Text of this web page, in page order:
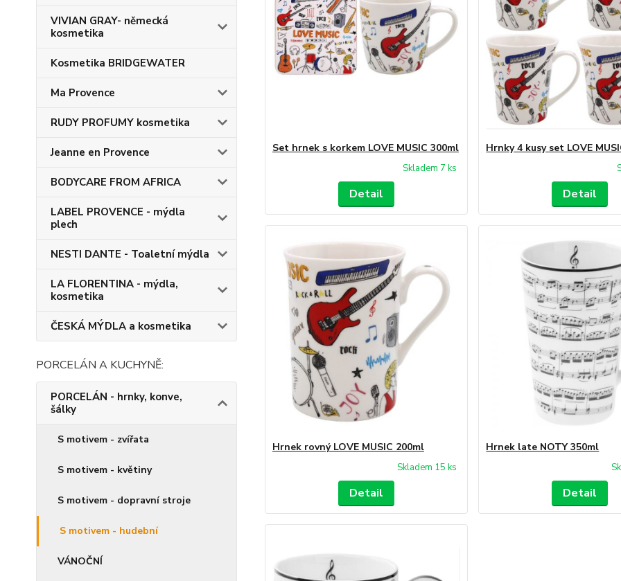
VIVIAN GRAY- německá
kosmetika
Kosmetika BRIDGEWATER
Ma Provence
RUDY PROFUMY kosmetika
Jeanne en Provence
BODYCARE FROM AFRICA
LABEL PROVENCE - mýdla
plech
NESTI DANTE - Toaletní mýdla
LA FLORENTINA - mýdla,
kosmetika
ČESKÁ MÝDLA a kosmetika
PORCELÁN A KUCHYNĚ:
PORCELÁN - hrnky, konve,
šálky
S motivem - zvířata
S motivem - květiny
S motivem - dopravní stroje
S motivem - hudební
VÁNOČNÍ
Set hrnek s korkem LOVE MUSIC 300ml
Skladem 7 ks
Detail
Hrnky 4 kusy set LOVE
Detail
Hrnek rovný LOVE MUSIC 200ml
Skladem 15 ks
Detail
Hrnek late NOTY 350ml
Detail